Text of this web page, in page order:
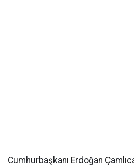
Cumhurbaşkanı Erdoğan